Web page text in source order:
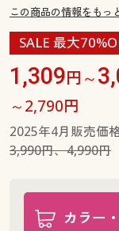
よくある質問と
この商品の情報をもっ
SALE 最大
1,309円～
～2,790円
2025年4月販売価
3,990円、4,990円
カラー